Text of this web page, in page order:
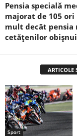
Pensia specială
majorat de 105 ori
mult decât pensia
cetățenilor
ARTICOLE
Sport